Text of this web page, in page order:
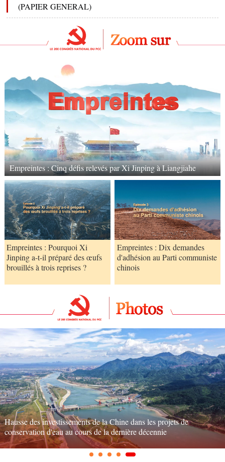
(PAPIER GENERAL)
Empreintes : Cinq défis relevés par Xi Jinping à Liangjiahe
Empreintes : Pourquoi Xi
Jinping a-t-il préparé des œufs
brouillés à trois reprises ?
Empreintes : Dix demandes
d'adhésion au Parti communiste
chinois
Hausse des investissements de la Chine dans les projets de
conservation d'eau au cours de la dernière décennie